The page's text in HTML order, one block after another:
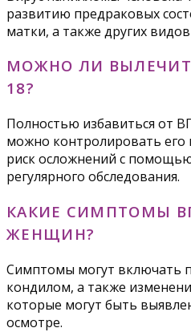
развитию предраковых
матки, а также других
МОЖНО ЛИ
18?
Полностью избавиться от
можно контролировать его
риск осложнений с
регулярного обследования.
КАКИЕ СИМПТОМЫ
ЖЕНЩИН?
Симптомы могут включать
кондилом, а также
которые могут быть
осмотре.